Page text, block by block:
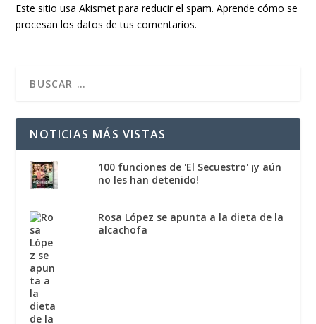
Este sitio usa Akismet para reducir el spam.Aprende cómo se
procesan los datos de tus comentarios.
NOTICIAS MÁS VISTAS
100 funciones de 'El Secuestro' ¡y aún
no les han detenido!
Rosa López se apunta a la dieta de la
alcachofa